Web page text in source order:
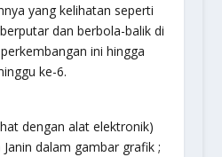
yang kelihatan seperti
dan berbola-balik di
ini hingga
ke-6.
dengan alat elektronik)
dalam gambar grafik ;